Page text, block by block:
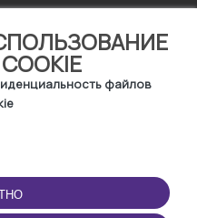
файлов
ПРИЛОЖЕНИЕ